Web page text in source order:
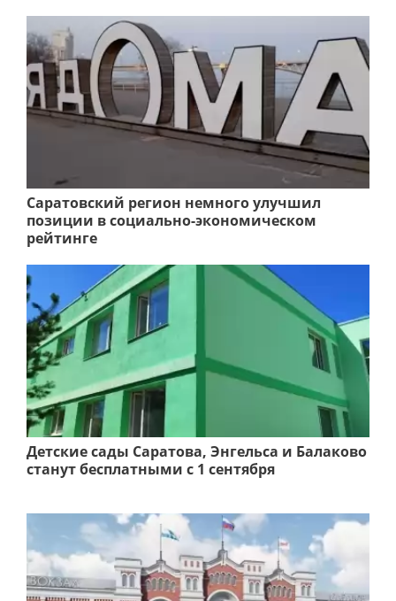
Саратовский регион немного улучшил
позиции в социально-экономическом
рейтинге
Детские сады Саратова, Энгельса и Балаково
станут бесплатными с 1 сентября